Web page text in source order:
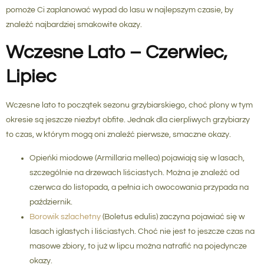
pomoże Ci zaplanować wypad do lasu w najlepszym czasie, by
znaleźć najbardziej smakowite okazy.
Wczesne Lato – Czerwiec,
Lipiec
Wczesne lato to początek sezonu grzybiarskiego, choć plony w tym
okresie są jeszcze niezbyt obfite. Jednak dla cierpliwych grzybiarzy
to czas, w którym mogą oni znaleźć pierwsze, smaczne okazy.
Opieńki miodowe (Armillaria mellea) pojawiają się w lasach,
szczególnie na drzewach liściastych. Można je znaleźć od
czerwca do listopada, a pełnia ich owocowania przypada na
październik.
Borowik szlachetny (Boletus edulis) zaczyna pojawiać się w
lasach iglastych i liściastych. Choć nie jest to jeszcze czas na
masowe zbiory, to już w lipcu można natrafić na pojedyncze
okazy.